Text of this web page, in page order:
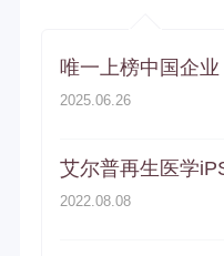
2025.06.26
2022.08.08